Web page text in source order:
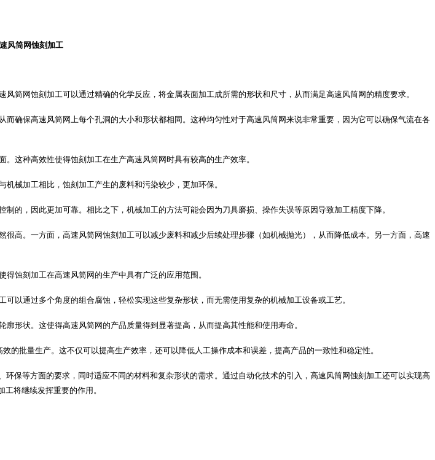
风筒网蚀刻加工可以通过精确的化学反应，将金属表面加工成所需的形状和尺寸，从而满足高速风筒网的精度要求。
而确保高速风筒网上每个孔洞的大小和形状都相同。这种均匀性对于高速风筒网来说非常重要，因为它可以确保气流在各
这种高效性使得蚀刻加工在生产高速风筒网时具有较高的生产效率。
械加工相比，蚀刻加工产生的废料和污染较少，更加环保。
的，因此更加可靠。相比之下，机械加工的方法可能会因为刀具磨损、操作失误等原因导致加工精度下降。
很高。一方面， 高速风筒网蚀刻加工可以减少废料和减少后续处理步骤（如机械抛光），从而降低成本。另一方面， 高速
蚀刻加工在高速风筒网的生产中具有广泛的应用范围。
以通过多个角度的组合腐蚀，轻松实现这些复杂形状，而无需使用复杂的机械加工设备或工艺。
形状。这使得高速风筒网的产品质量得到显著提高，从而提高其性能和使用寿命。
的批量生产。这不仅可以提高生产效率，还可以降低人工操作成本和误差，提高产品的一致性和稳定性。
保等方面的要求，同时适应不同的材料和复杂形状的需求。通过自动化技术的引入， 高速风筒网蚀刻加工还可以实现高
工将继续发挥重要的作用。